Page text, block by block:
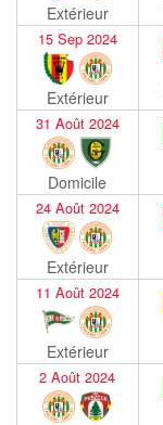
Extérieur
15 Sep 2024
Extérieur
31 Août 2024
Domicile
24 Août 2024
Extérieur
11 Août 2024
Extérieur
2 Août 2024